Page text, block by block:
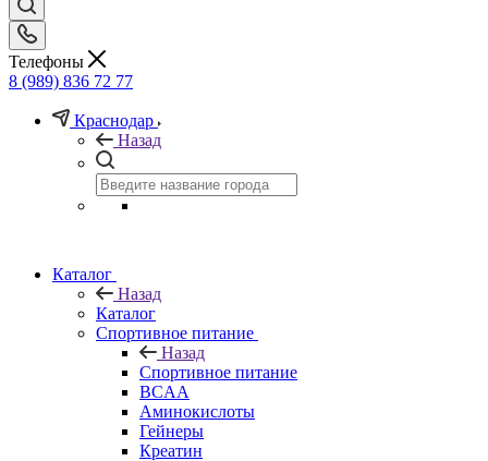
Телефоны
8 (989) 836 72 77
Краснодар
Назад
Каталог
Назад
Каталог
Спортивное питание
Назад
Спортивное питание
BCAA
Аминокислоты
Гейнеры
Креатин